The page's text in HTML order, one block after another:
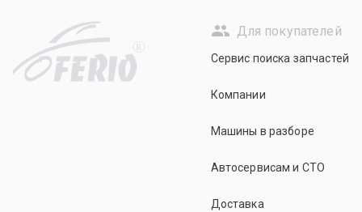
R
Для покупателей
Сервис поиска запчастей
Компании
Машины в разборе
Автосервисам и СТО
Доставка